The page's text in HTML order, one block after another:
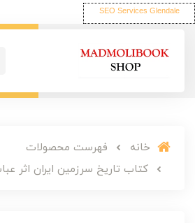
SEO Services Glendale
خانه
فهرست محصولات
کتاب تاریخ سرزمین ایران اثر